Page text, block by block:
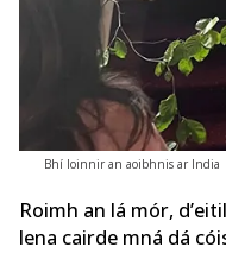
Bhí loinnir an aoibhnis ar India
Roimh an lá mór,
lena cairde mná dá